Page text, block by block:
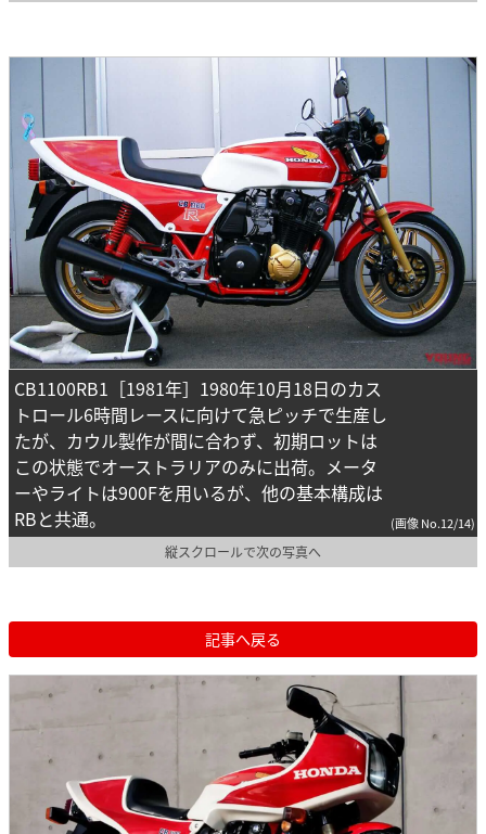
CB1100RB1［1981年］1980年10月18日のカス
トロール6時間レースに向けて急ピッチで生産し
たが、カウル製作が間に合わず、初期ロットは
この状態でオーストラリアのみに出荷。メータ
ーやライトは900Fを用いるが、他の基本構成は
RBと共通。
(画像 No.12/14)
縦スクロールで次の写真へ
記事へ戻る